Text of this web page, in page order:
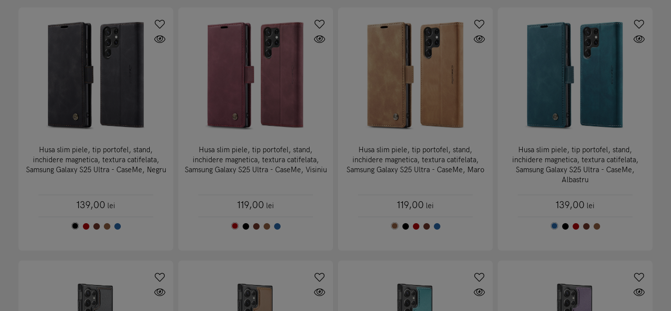
Husa slim piele, tip portofel, stand,
inchidere magnetica, textura catifelata,
Samsung Galaxy S25 Ultra - CaseMe, Negru
139,00 lei
Husa slim piele, tip portofel, stand,
inchidere magnetica, textura catifelata,
Samsung Galaxy S25 Ultra - CaseMe, Visiniu
119,00 lei
Husa slim piele, tip portofel, stand,
inchidere magnetica, textura catifelata,
Samsung Galaxy S25 Ultra - CaseMe, Maro
119,00 lei
Husa slim piele, tip portofel, stand,
inchidere magnetica, textura catifelata,
Samsung Galaxy S25 Ultra - CaseMe,
Albastru
139,00 lei